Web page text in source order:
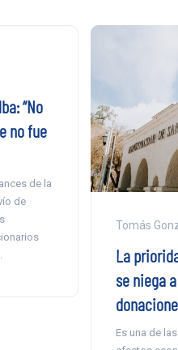
“No
no fue
de la
de
Tomás
La
se niega
Es una de